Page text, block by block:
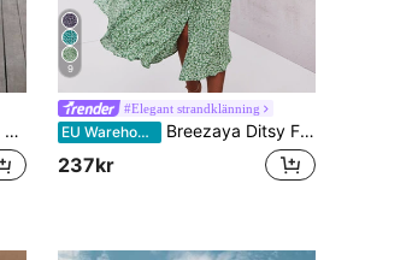
9
#Elegant strandklänning
EU Warehouse Breezaya Ditsy Floral Tie Front Button Through Dress Maxi Women Outfit
237kr